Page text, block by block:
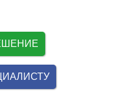
РЕШЕНИЕ